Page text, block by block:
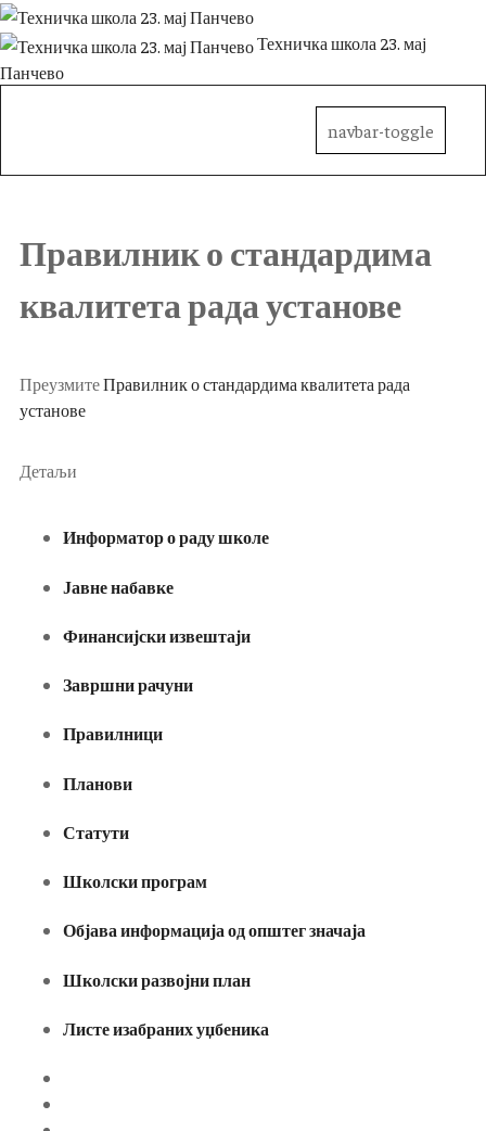
Техничка школа 23. мај
Панчево
navbar-toggle
Правилник о стандардима
квалитета рада установе
ПреузмитеПравилник о стандардима квалитета рада
установе
Детаљи
Информатор о раду школе
Јавне набавке
Финансијски извештаји
Завршни рачуни
Правилници
Планови
Статути
Школски програм
Објава информација од општег значаја
Школски развојни план
Листе изабраних уџбеника